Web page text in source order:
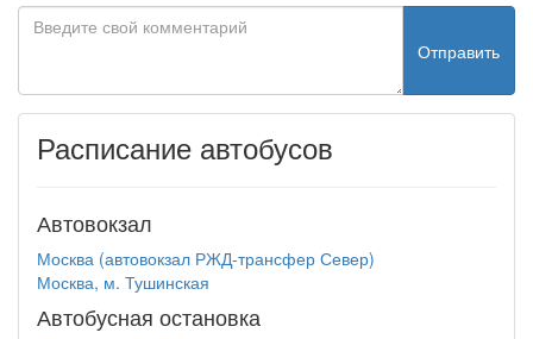
Отправить
Расписание автобусов
Автовокзал
Москва (автовокзал РЖД-трансфер Север)
Москва, м. Тушинская
Автобусная остановка